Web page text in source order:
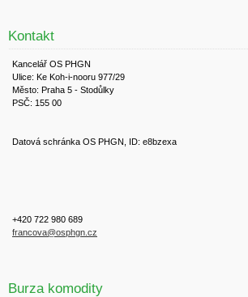
Kontakt
Kancelář OS PHGN
Ulice: Ke Koh-i-nooru 977/29
Město: Praha 5 - Stodůlky
PSČ: 155 00
Datová schránka OS PHGN, ID: e8bzexa
+420 722 980 689
francova@osphgn.cz
Burza komodity